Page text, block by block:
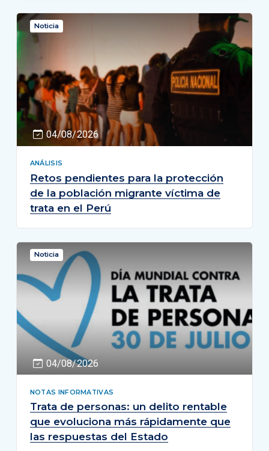
Noticia
04/08/2026
ANÁLISIS
Retos pendientes para la protección
de la población migrante víctima de
trata en el Perú
Noticia
04/08/2026
NOTAS INFORMATIVAS
Trata de personas: un delito rentable
que evoluciona más rápidamente que
las respuestas del Estado